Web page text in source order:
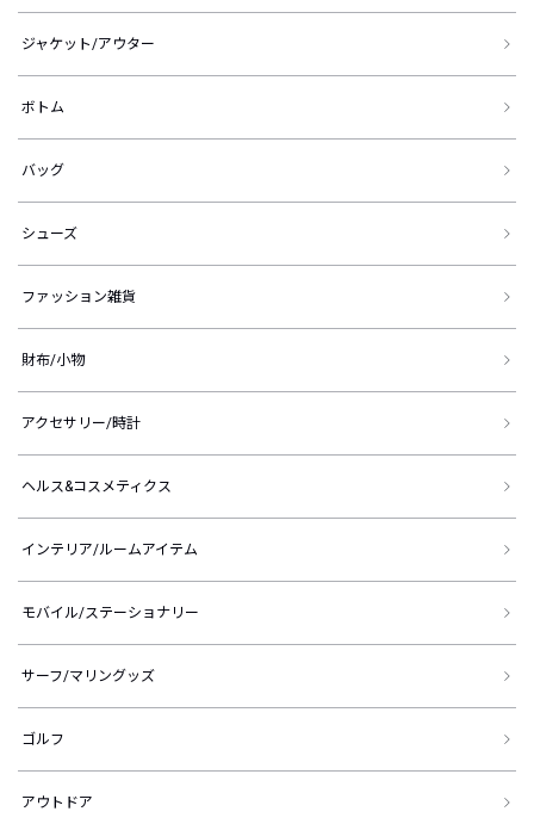
ジャケット/アウター
ボトム
バッグ
シューズ
ファッション雑貨
財布/小物
アクセサリー/時計
ヘルス&コスメティクス
インテリア/ルームアイテム
モバイル/ステーショナリー
サーフ/マリングッズ
ゴルフ
アウトドア